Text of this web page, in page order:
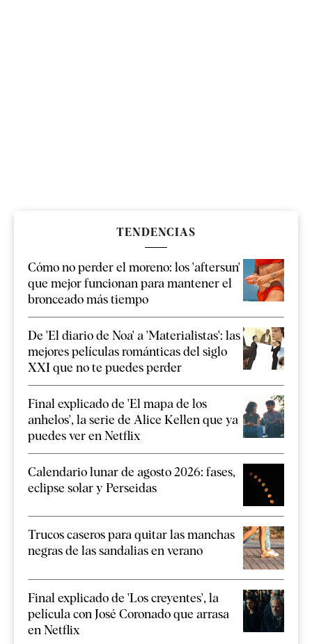
TENDENCIAS
Cómo no perder el moreno: los 'aftersun'
que mejor funcionan para mantener el
bronceado más tiempo
De 'El diario de Noa' a 'Materialistas': las
mejores películas románticas del siglo
XXI que no te puedes perder
Final explicado de 'El mapa de los
anhelos', la serie de Alice Kellen que ya
puedes ver en Netflix
Calendario lunar de agosto 2026: fases,
eclipse solar y Perseidas
Trucos caseros para quitar las manchas
negras de las sandalias en verano
Final explicado de 'Los creyentes', la
película con José Coronado que arrasa
en Netflix